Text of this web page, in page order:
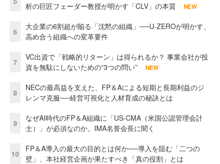
析の巨匠フェーダー教授が明かす「CLV」の本質
NEW
6
大企業の6割超が陥る「沈黙の組織」──U-ZEROが明かす、
高め合う組織への変革要件
7
VC出資で「戦略的リターン」は得られるか？ 事業会社が投
資を無駄にしないための“3つの問い”
NEW
8
NECの最高益を支えた、FP＆Aによる短期と長期利益のジ
レンマ克服──経営可視化と人材育成の秘訣とは
9
なぜAI時代のFP＆A組織に「US-CMA（米国公認管理会計
士）」が必須なのか。IMA名誉会長に聞く
10
FP＆A導入の最大の目的とは何か──導入を阻む「二つの
壁」、本社経営企画が果たすべき「真の役割」とは